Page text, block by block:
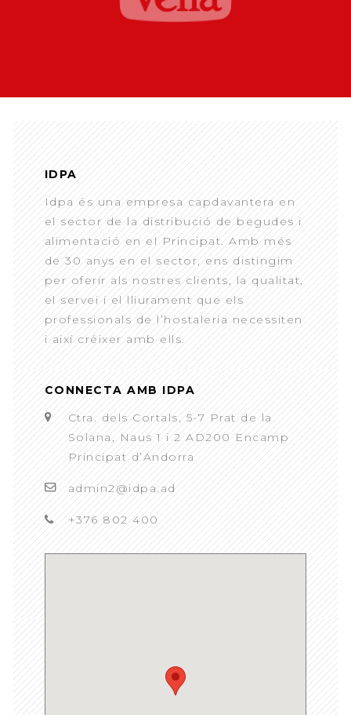
IDPA
Idpa és una empresa capdavantera en
el sector de la distribució de begudes i
alimentació en el Principat. Amb més
de 30 anys en el sector, ens distingim
per oferir als nostres clients, la qualitat,
el servei i el lliurament que els
professionals de l’hostaleria necessiten
i així créixer amb ells.
CONNECTA AMB IDPA
Ctra. dels Cortals, 5-7 Prat de la
Solana, Naus 1 i 2 AD200 Encamp
Principat d’Andorra
admin2@idpa.ad
+376 802 400